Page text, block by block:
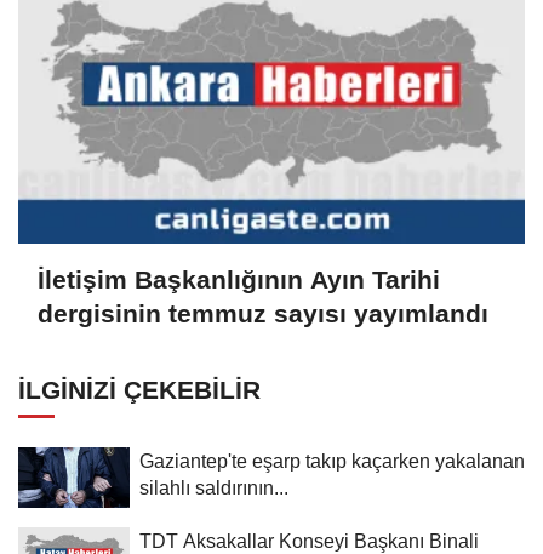
İletişim Başkanlığının Ayın Tarihi
dergisinin temmuz sayısı yayımlandı
İLGINIZI ÇEKEBILIR
Gaziantep'te eşarp takıp kaçarken yakalanan
silahlı saldırının...
TDT Aksakallar Konseyi Başkanı Binali